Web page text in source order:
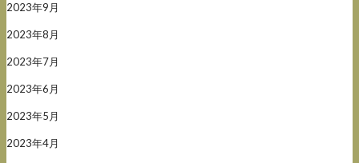
2023年9月
2023年8月
2023年7月
2023年6月
2023年5月
2023年4月